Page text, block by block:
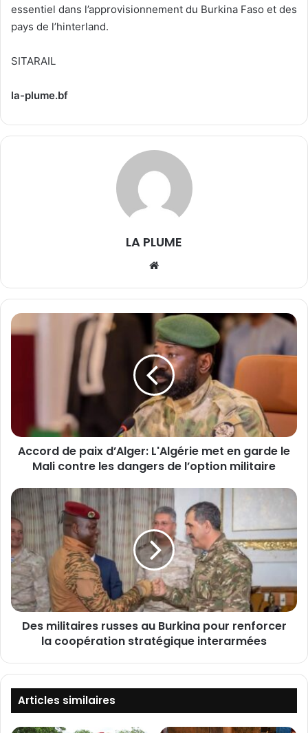
essentiel dans l’approvisionnement du Burkina Faso et des
pays de l’hinterland.
SITARAIL
la-plume.bf
LA PLUME
te
A
c
p
d
A
l
g
e
r
:
L
g
i
Accord de paix d’Alger: L'Algérie met en garde le
Mali contre les dangers de l’option militaire
D
e
s
m
i
l
i
t
a
s
s
Des militaires russes au Burkina pour renforcer
la coopération stratégique interarmées
Articles similaires